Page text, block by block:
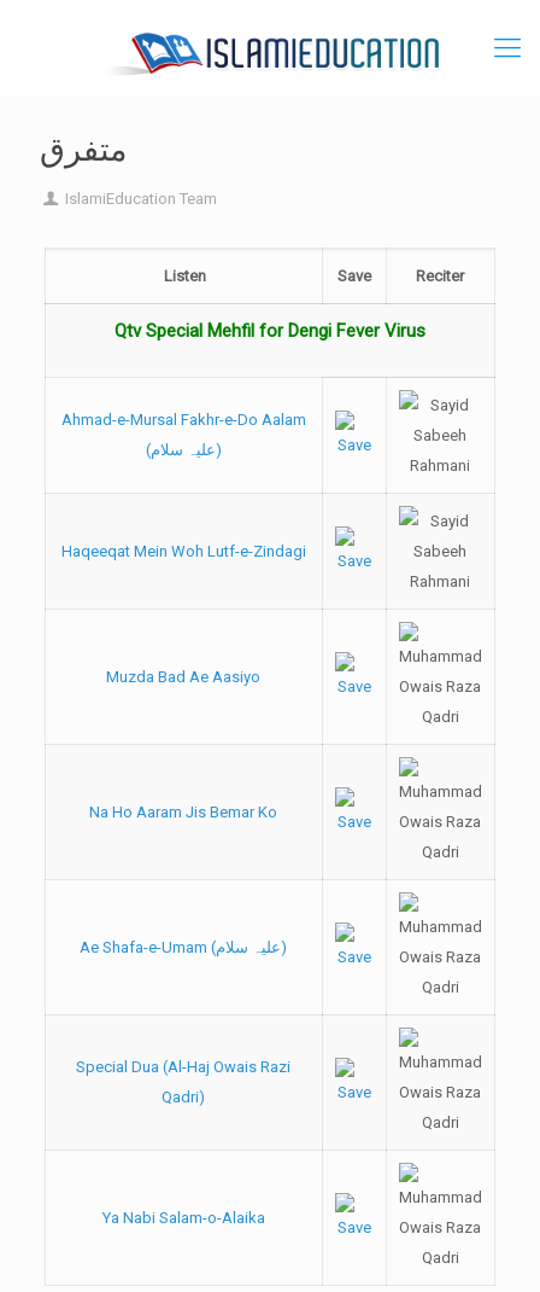
متفرق
IslamiEducation Team
Listen Save Reciter
Qtv Special Mehfil for Dengi Fever Virus
Ahmad-e-Mursal Fakhr-e-Do Aalam
(علیہ سلام)
Haqeeqat Mein Woh Lutf-e-Zindagi
Muzda Bad Ae Aasiyo
Na Ho Aaram Jis Bemar Ko
Ae Shafa-e-Umam (علیہ سلام)
Special Dua (Al-Haj Owais Razi
Qadri)
Ya Nabi Salam-o-Alaika